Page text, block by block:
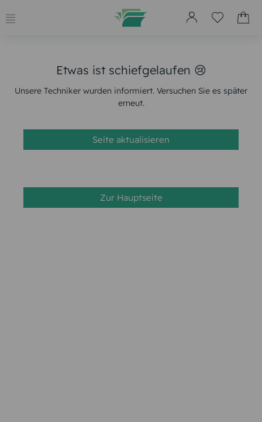
Etwas ist schiefgelaufen 😢
Unsere Techniker wurden informiert. Versuchen Sie es später
erneut.
Seite aktualisieren
Zur Hauptseite